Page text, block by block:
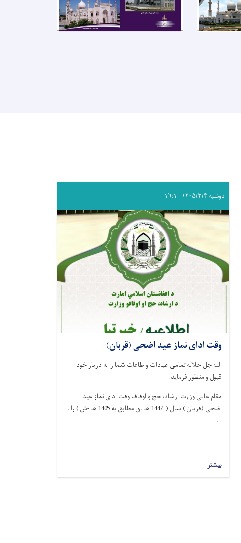
دوشنبه ۱۴۰۵/۳/۴ - ۱۶:۱
وقت ادای نماز عید اضحی (قربان)
الله جل جلاله تمامی عبادات و طاعات شما را به دربار خود
قبول و منظور فرماید:
مقام عالی وزارت ارشاد، حج و اوقاف وقت ادای نماز عید
اضحی (قربان ) سال ( 1447 هـ .ق مطابق به 1405 هـ -ش ) را .
. .
بیشتر